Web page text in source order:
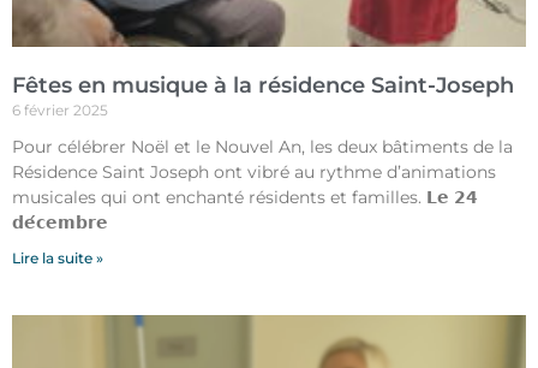
Fêtes en musique à la résidence Saint-Joseph
6 février 2025
Pour célébrer Noël et le Nouvel An, les deux bâtiments de la
Résidence Saint Joseph ont vibré au rythme d’animations
musicales qui ont enchanté résidents et familles. 𝗟𝗲 𝟮𝟰
𝗱𝗲́𝗰𝗲𝗺𝗯𝗿𝗲
Lire la suite »